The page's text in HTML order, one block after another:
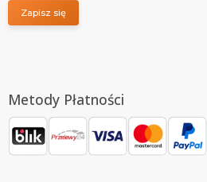
Zapisz się
Metody Płatności